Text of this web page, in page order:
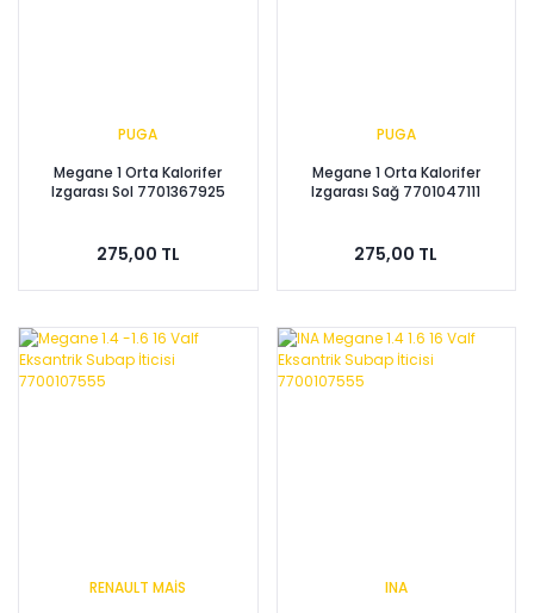
PUGA
Megane 1 Orta Kalorifer
Izgarası Sol 7701367925
275,00 TL
PUGA
Megane 1 Orta Kalorifer
Izgarası Sağ 7701047111
275,00 TL
RENAULT MAİS
INA